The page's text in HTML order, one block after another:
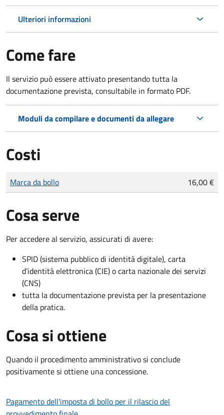
Ulteriori informazioni
Come fare
Il servizio può essere attivato presentando tutta la
documentazione prevista, consultabile in formato PDF.
Moduli da compilare e documenti da allegare
Costi
Tipo di pagamento
Importo
Marca da bollo 16,00 €
Cosa serve
Per accedere al servizio, assicurati di avere:
SPID (sistema pubblico di identità digitale), carta
d’identità elettronica (CIE) o carta nazionale dei servizi
(CNS)
tutta la documentazione prevista per la presentazione
della pratica.
Cosa si ottiene
Quando il procedimento amministrativo si conclude
positivamente si ottiene una concessione.
Pagamento dell'imposta di bollo per il rilascio del